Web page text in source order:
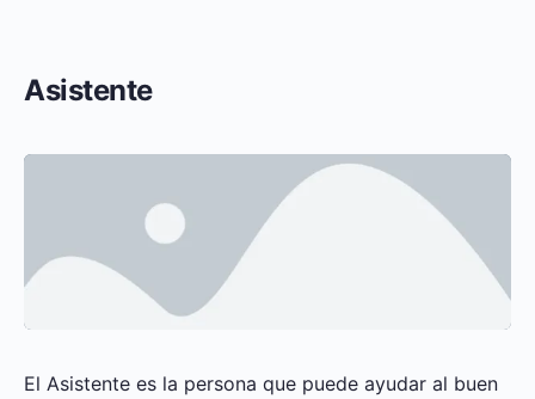
Asistente
El Asistente es la persona que puede ayudar al buen